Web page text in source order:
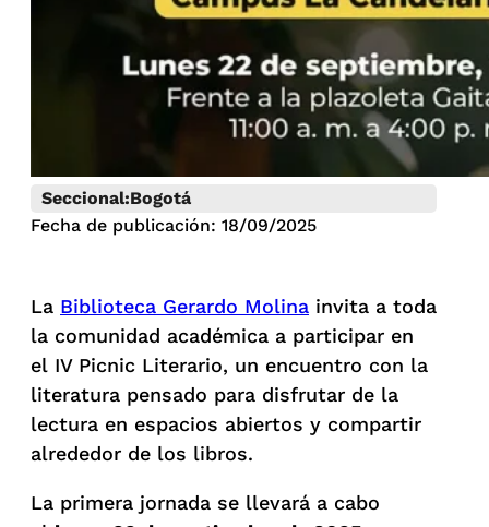
Seccional:Bogotá
Fecha de publicación: 18/09/2025
La Biblioteca Gerardo Molina invita a toda
la comunidad académica a participar en
el IV Picnic Literario, un encuentro con la
literatura pensado para disfrutar de la
lectura en espacios abiertos y compartir
alrededor de los libros.
La primera jornada se llevará a cabo